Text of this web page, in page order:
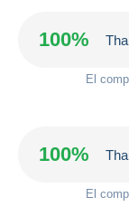
100%
El
100%
El